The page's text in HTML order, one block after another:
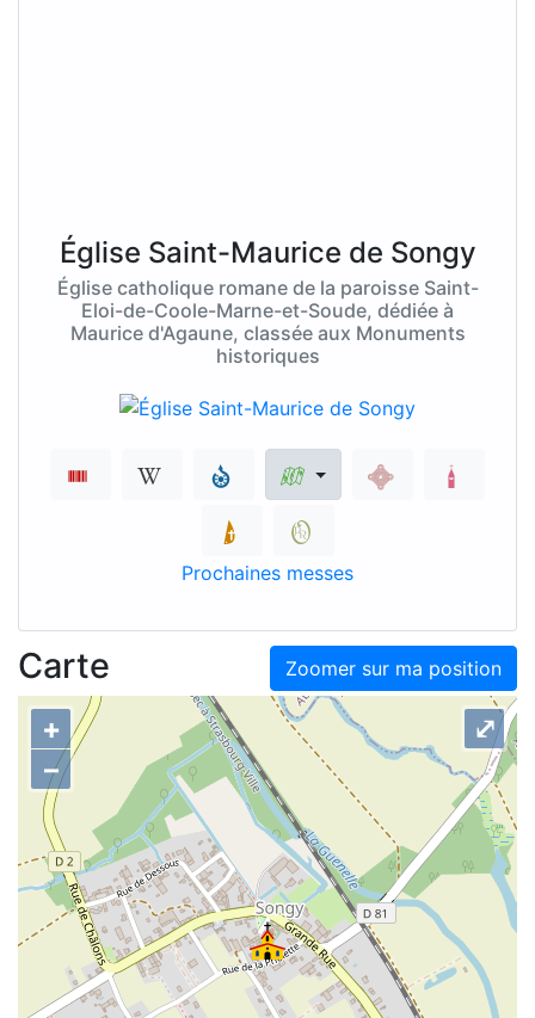
Église Saint-Maurice de Songy
Église catholique romane de la paroisse Saint-
Eloi-de-Coole-Marne-et-Soude, dédiée à
Maurice d'Agaune, classée aux Monuments
historiques
Prochaines messes
Zoomer sur ma position
Carte
+
–
⤢